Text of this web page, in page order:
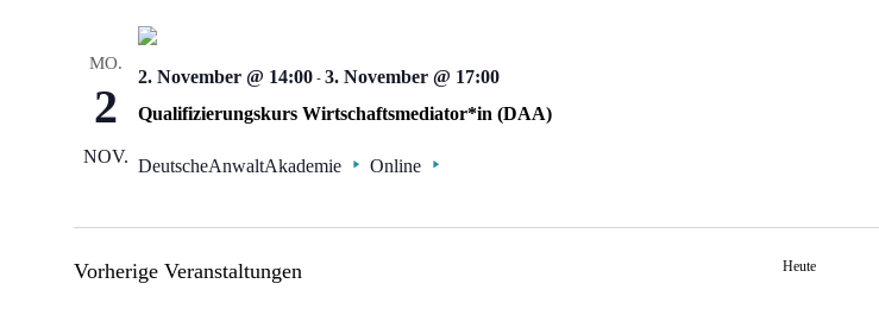
MO.
2
NOV.
Qualifizierungskurs Wirtschaftsmediator*in (DAA)
DeutscheAnwaltAkademie Online
2. November @ 14:00-3. November @ 17:00
Vorherige Veranstaltungen Heute